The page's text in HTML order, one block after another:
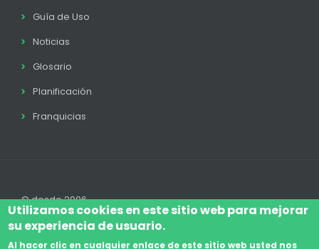
Guía de Uso
Noticias
Glosario
Planificación
Franquicias
© desde 2006
Utilizamos cookies en este sitio web para mejorar
su experiencia de usuario.
Al hacer clic en cualquier enlace de este sitio web usted nos